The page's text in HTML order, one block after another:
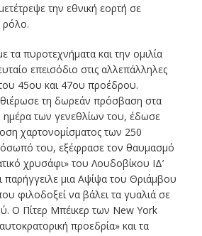
την εθνική εορτή σε
ρόλο.
τα πυροτεχνήματα και την ομιλία
επεισόδιο στις αλλεπάλληλες
του 45ου και 47ου προέδρου.
τη δωρεάν πρόσβαση στα
ημέρα των γενεθλίων του, έδωσε
χαρτονομίσματος των 250
του, εξέφρασε τον θαυμασμό
χρυσάφι» του Λουδοβίκου ΙΔ’
παρήγγειλε μια Αψίψα του Θριάμβου
φιλοδοξεί να βάλει τα γυαλιά σε
Ο Πίτερ Μπέικερ των New York
προεδρία» και τα